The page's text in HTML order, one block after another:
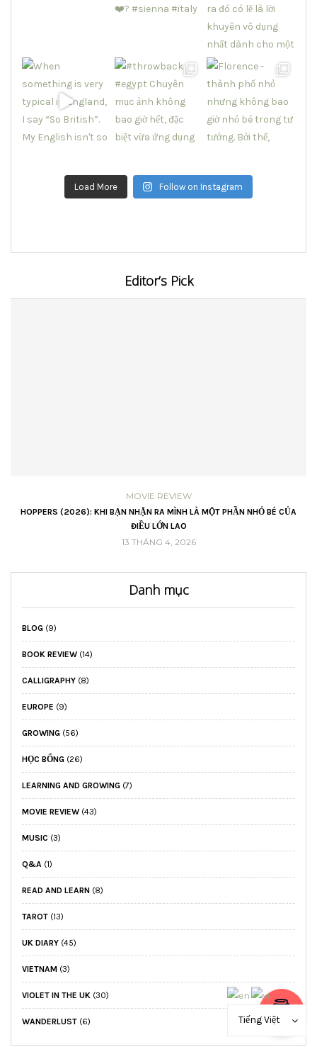
Load More Follow on Instagram
Editor’s Pick
MOVIE REVIEW
HOPPERS (2026): KHI BẠN NHẬN RA MÌNH LÀ MỘT PHẦN NHỎ BÉ CỦA
ĐIỀU LỚN LAO
13 THÁNG 4, 2026
Danh mục
BLOG (9)
BOOK REVIEW (14)
CALLIGRAPHY (8)
EUROPE (9)
GROWING (56)
HỌC BỔNG (26)
LEARNING AND GROWING (7)
MOVIE REVIEW (43)
MUSIC (3)
Q&A (1)
READ AND LEARN (8)
TAROT (13)
UK DIARY (45)
VIETNAM (3)
VIOLET IN THE UK (30)
WANDERLUST (6) Tiếng Việt